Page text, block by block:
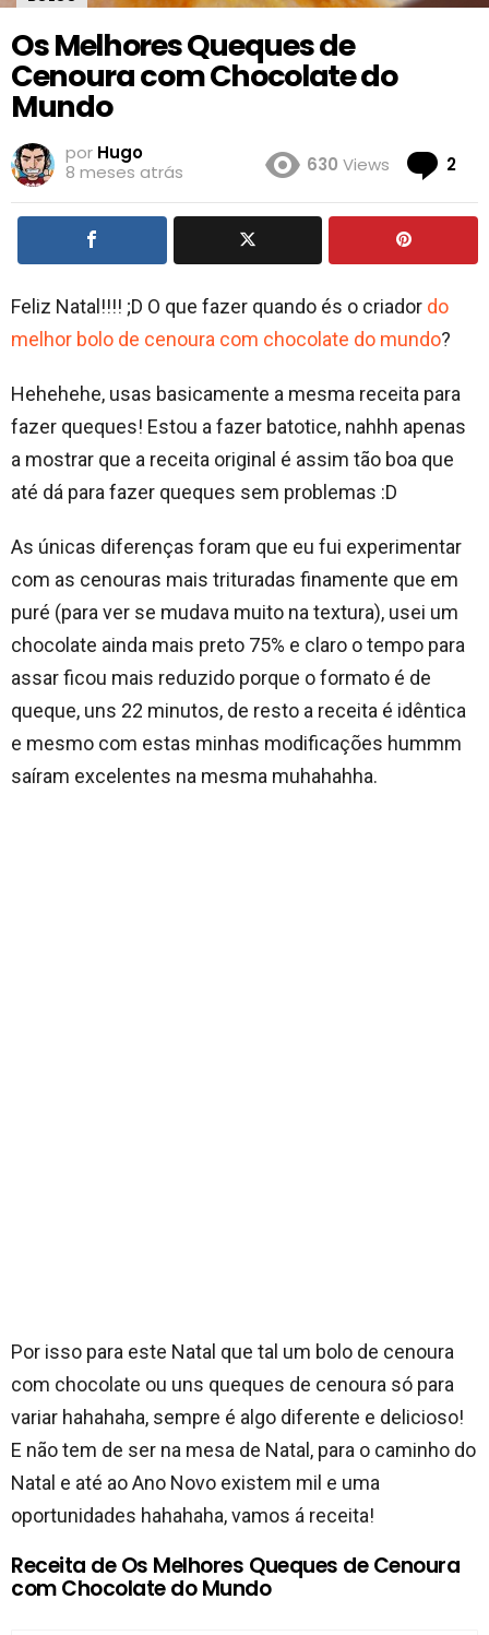
Os Melhores Queques de
Cenoura com Chocolate do
Mundo
por Hugo
8 meses atrás
630 Views 2
Feliz Natal!!!! ;D O que fazer quando és o criador do
melhor bolo de cenoura com chocolate do mundo?
Hehehehe, usas basicamente a mesma receita para
fazer queques! Estou a fazer batotice, nahhh apenas
a mostrar que a receita original é assim tão boa que
até dá para fazer queques sem problemas :D
As únicas diferenças foram que eu fui experimentar
com as cenouras mais trituradas finamente que em
puré (para ver se mudava muito na textura), usei um
chocolate ainda mais preto 75% e claro o tempo para
assar ficou mais reduzido porque o formato é de
queque, uns 22 minutos, de resto a receita é idêntica
e mesmo com estas minhas modificações hummm
saíram excelentes na mesma muhahahha.
Por isso para este Natal que tal um bolo de cenoura
com chocolate ou uns queques de cenoura só para
variar hahahaha, sempre é algo diferente e delicioso!
E não tem de ser na mesa de Natal, para o caminho do
Natal e até ao Ano Novo existem mil e uma
oportunidades hahahaha, vamos á receita!
Receita de Os Melhores Queques de Cenoura
com Chocolate do Mundo